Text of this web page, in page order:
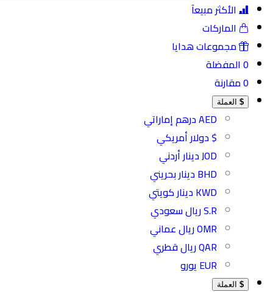
الأكثر مبيعآ
الماركات
مجموعات هدايا
المفضلة
مقارنة
العملة
AED درهم إماراتي
$ دولار أمريكي
JOD دينار أردني
BHD دينار بحريني
KWD دينار كويتي
S.R ريال سعودي
OMR ريال عماني
QAR ريال قطري
EUR يورو
العملة